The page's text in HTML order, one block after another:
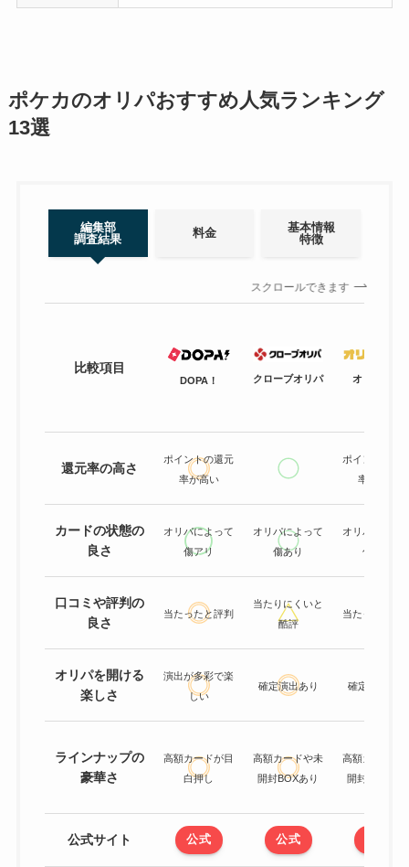
ポケカのオリパおすすめ人気ランキング
13選
編集部
調査結果
料金
基本情報
特徴
スクロールできます
比較項目
DOPA！ クローブオリパ オリパワン
還元率の高さ
ポイントの還元
率が高い
ポイントの還
率が高い
カードの状態の
良さ
オリパによって
傷アリ
オリパによって
傷あり
オリパによっ
傷あり
口コミや評判の
良さ
当たったと評判
当たりにくいと
酷評
当たったと評
オリパを開ける
楽しさ
演出が多彩で楽
しい
確定演出あり 確定演出あり
ラインナップの
豪華さ
高額カードが目
白押し
高額カードや未
開封BOXあり
高額カードや
開封BOXあり
公式サイト 公式 公式